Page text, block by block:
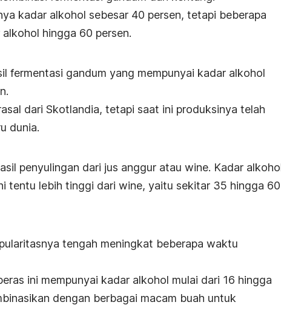
kadar alkohol sebesar 40 persen, tetapi beberapa
hingga 60 persen.
fermentasi gandum yang mempunyai kadar alkohol
dari Skotlandia, tetapi saat ini produksinya telah
dunia.
penyulingan dari jus anggur atau wine. Kadar
tentu lebih tinggi dari wine, yaitu sekitar 35 hingga 60
tengah meningkat beberapa waktu
ini mempunyai kadar alkohol mulai dari 16 hingga
dengan berbagai macam buah untuk